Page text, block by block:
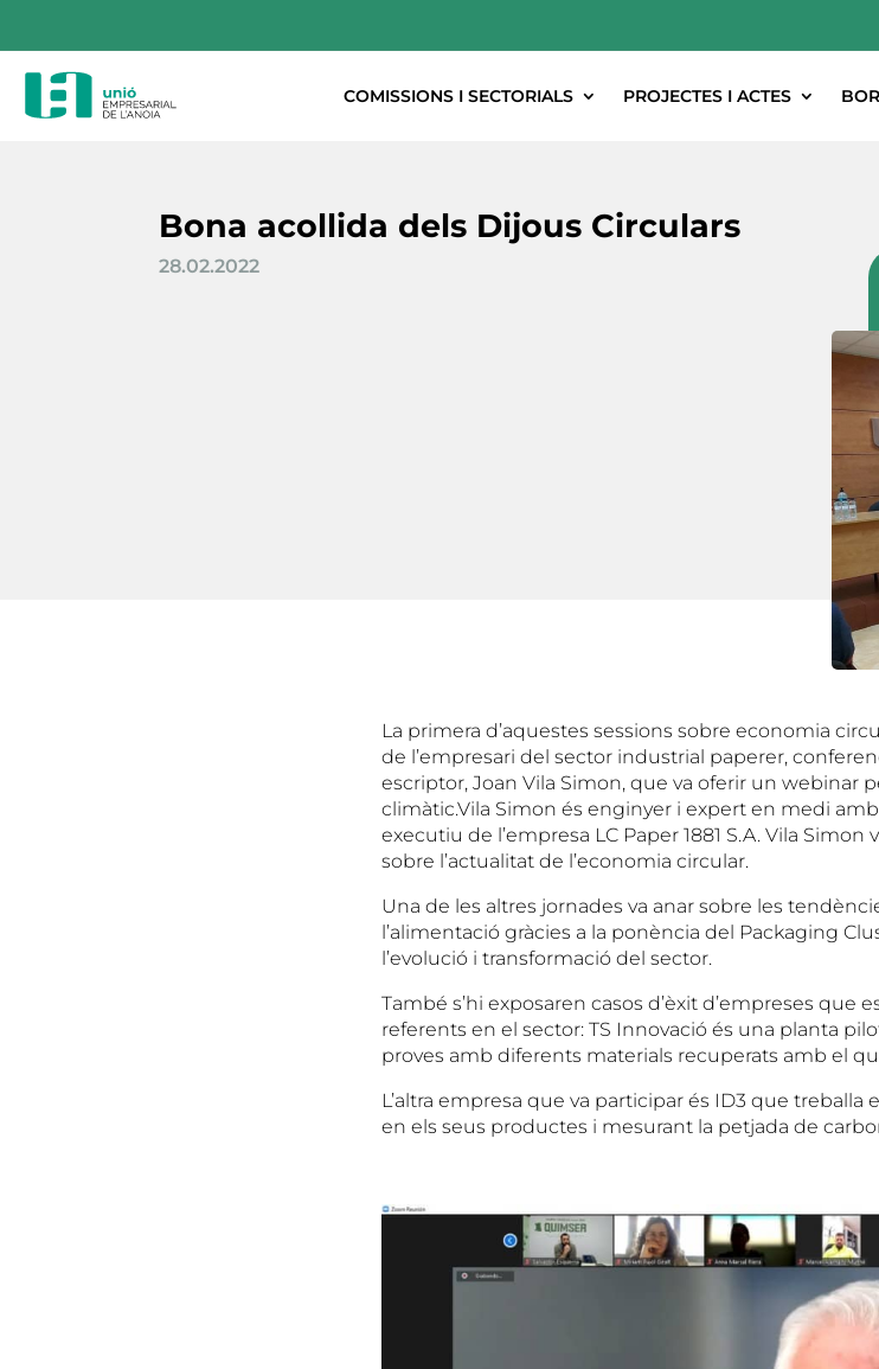
COMISSIONS I SECTORIALS PROJECTES I ACTES
Bona acollida dels Dijous Circulars
28.02.2022
La primera d’aquestes sessions sobre economia
de l’empresari del sector industrial paperer,
escriptor, Joan Vila Simon, que va oferir un webinar
climàtic.Vila Simon és enginyer i expert en medi
executiu de l’empresa LC Paper 1881 S.A. Vila
sobre l’actualitat de l’economia circular.
Una de les altres jornades va anar sobre les
l’alimentació gràcies a la ponència del Packaging
l’evolució i transformació del sector.
També s’hi exposaren casos d’èxit d’empreses que
referents en el sector: TS Innovació és una planta
proves amb diferents materials recuperats amb el
L’altra empresa que va participar és ID3 que
en els seus productes i mesurant la petjada de